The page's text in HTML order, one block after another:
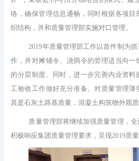
络，确保管理信息通畅，同时根据各项目
织结构，并和质量管理部实施对口管理。
2019年质量管理部工作以首件制为
作，并对摊铺令、浇捣令的管理适当向一
的分层制度。同时，进一步完善内业资料
工验收工作做好充分准备。对质量管理薄
其是石灰土路基质量，混凝土构筑物外观质
质量管理部将继续加强质量管理，全
积极响应集团质量管理要求，呈现2019质量